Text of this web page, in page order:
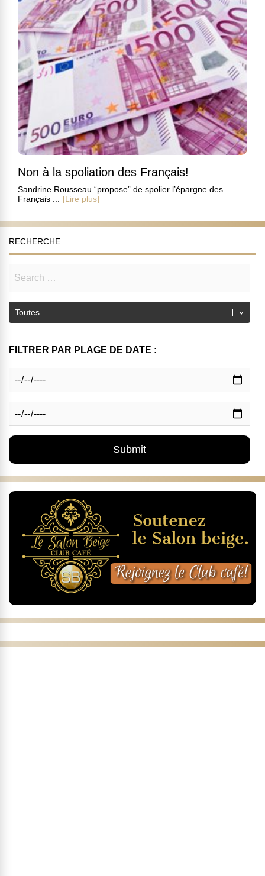
Non à la spoliation des Français!
Sandrine Rousseau “propose” de spolier l’épargne des
Français ...
[Lire plus]
RECHERCHE
FILTRER PAR PLAGE DE DATE :